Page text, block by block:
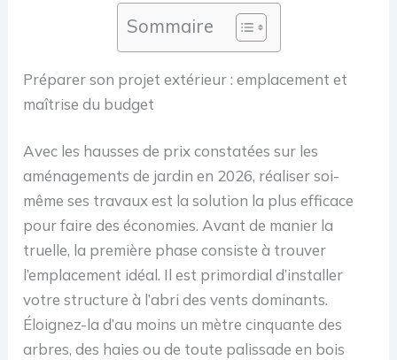
Sommaire
Préparer son projet extérieur : emplacement et
maîtrise du budget
Avec les hausses de prix constatées sur les
aménagements de jardin en 2026, réaliser soi-
même ses travaux est la solution la plus efficace
pour faire des économies. Avant de manier la
truelle, la première phase consiste à trouver
l’emplacement idéal. Il est primordial d’installer
votre structure à l’abri des vents dominants.
Éloignez-la d’au moins un mètre cinquante des
arbres, des haies ou de toute palissade en bois